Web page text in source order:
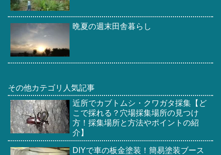
晩夏の週末田舎暮らし
その他カテゴリ人気記事
近所でカブトムシ・クワガタ採集【ど
こで採れる？穴場採集場所の見つけ
方！採集場所と方法やポイントの紹
介】
DIYで車の板金塗装！簡易塗装ブース